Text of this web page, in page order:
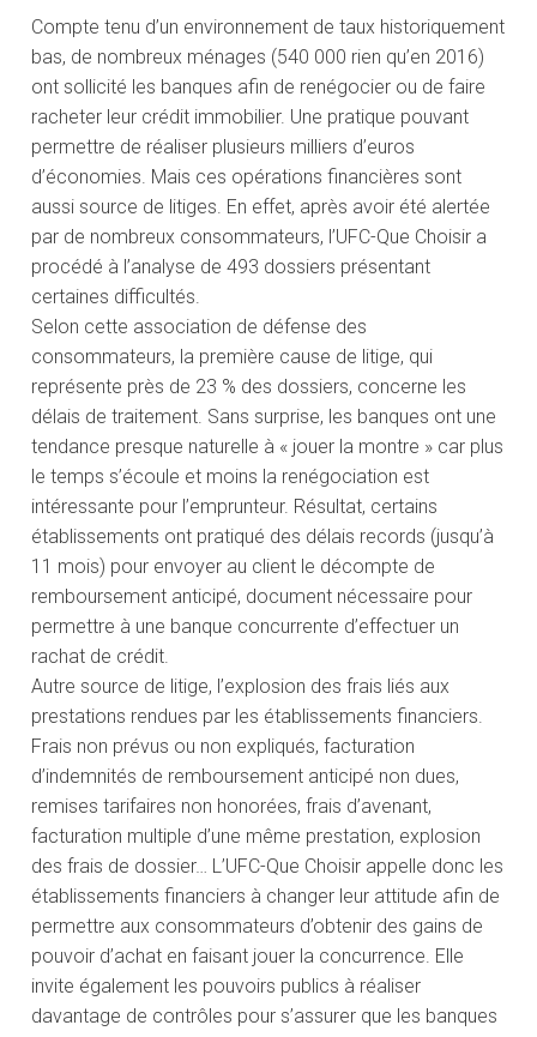
Compte tenu d’un environnement de taux historiquement
bas, de nombreux ménages (540 000 rien qu’en 2016)
ont sollicité les banques afin de renégocier ou de faire
racheter leur crédit immobilier. Une pratique pouvant
permettre de réaliser plusieurs milliers d’euros
d’économies. Mais ces opérations financières sont
aussi source de litiges. En effet, après avoir été alertée
par de nombreux consommateurs, l’UFC-Que Choisir a
procédé à l’analyse de 493 dossiers présentant
certaines difficultés.
Selon cette association de défense des
consommateurs, la première cause de litige, qui
représente près de 23 % des dossiers, concerne les
délais de traitement. Sans surprise, les banques ont une
tendance presque naturelle à « jouer la montre » car plus
le temps s’écoule et moins la renégociation est
intéressante pour l’emprunteur. Résultat, certains
établissements ont pratiqué des délais records (jusqu’à
11 mois) pour envoyer au client le décompte de
remboursement anticipé, document nécessaire pour
permettre à une banque concurrente d’effectuer un
rachat de crédit.
Autre source de litige, l’explosion des frais liés aux
prestations rendues par les établissements financiers.
Frais non prévus ou non expliqués, facturation
d’indemnités de remboursement anticipé non dues,
remises tarifaires non honorées, frais d’avenant,
facturation multiple d’une même prestation, explosion
des frais de dossier… L’UFC-Que Choisir appelle donc les
établissements financiers à changer leur attitude afin de
permettre aux consommateurs d’obtenir des gains de
pouvoir d’achat en faisant jouer la concurrence. Elle
invite également les pouvoirs publics à réaliser
davantage de contrôles pour s’assurer que les banques